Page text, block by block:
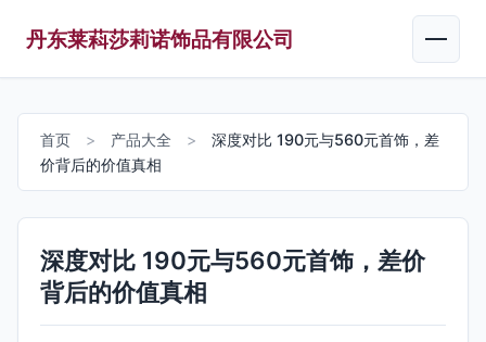
丹东莱萪莎莉诺饰品有限公司
首页 > 产品大全 >
深度对比 190元与560元首饰，差
价背后的价值真相
深度对比 190元与560元首饰，差价
背后的价值真相